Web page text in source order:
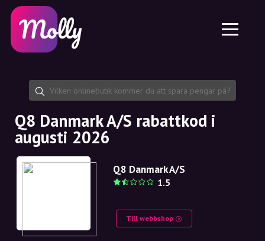
Hudvård
Hårvård
Dela rabattkod
Funktioner
Jobb
Om oss
Samarbete
Plattform
Molly till iPhone och iPad
Molly till Android
SE
EN
SE
NO
DE
Q8 Danmark A/S rabattkod i
augusti 2026
Q8 Danmark A/S
1.5
Till webbshop